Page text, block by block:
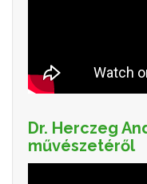
Dr. Herczeg
művészetéről